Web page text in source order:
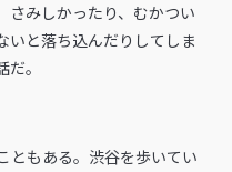
さみしかったり、むかつい
いと落ち込んだりしてしま
。
ともある。渋谷を歩いてい